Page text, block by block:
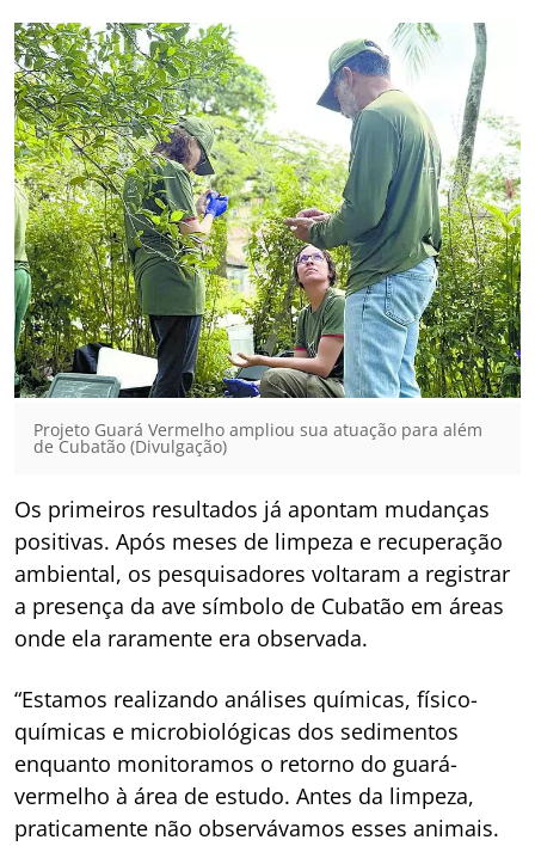
Projeto Guará Vermelho ampliou sua atuação para além
de Cubatão (Divulgação)
Os primeiros resultados já apontam mudanças
positivas. Após meses de limpeza e recuperação
ambiental, os pesquisadores voltaram a registrar
a presença da ave símbolo de Cubatão em áreas
onde ela raramente era observada.
“Estamos realizando análises químicas, físico-
químicas e microbiológicas dos sedimentos
enquanto monitoramos o retorno do guará-
vermelho à área de estudo. Antes da limpeza,
praticamente não observávamos esses animais.